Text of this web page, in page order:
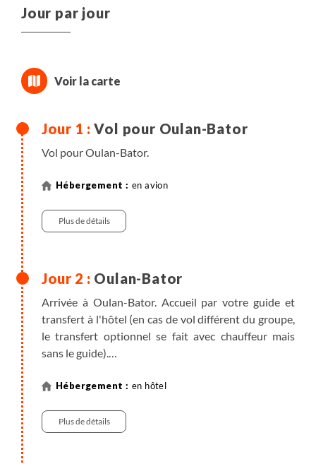
Jour par jour
Vol pour Oulan-Bator
Vol pour Oulan-Bator.
en avion
Plus de détails
Oulan-Bator
Arrivée à Oulan-Bator. Accueil par votre guide et
transfert à l'hôtel (en cas de vol différent du groupe,
le transfert optionnel se fait avec chauffeur mais
sans le guide).
nous effectuerons si possible une visite de la ville
monastère bouddhiste où les Mongols viennent
prier et consulter les moines médecins ou
en hôtel
Plus de détails